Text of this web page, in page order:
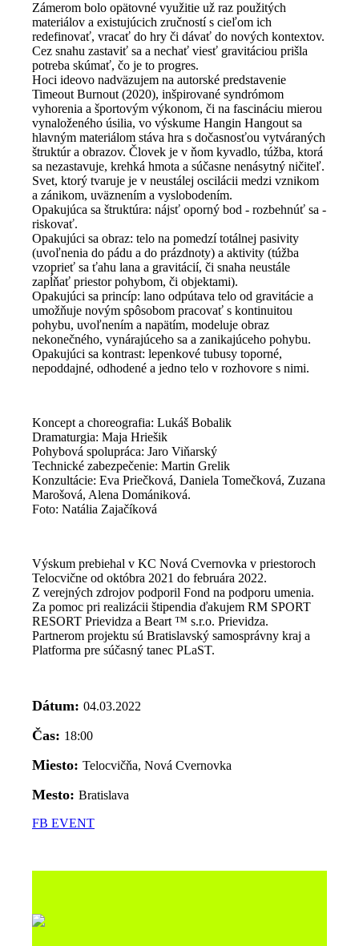
Zámerom bolo opätovné využitie už raz použitých
materiálov a existujúcich zručností s cieľom ich
redefinovať, vracať do hry či dávať do nových kontextov.
Cez snahu zastaviť sa a nechať viesť gravitáciou prišla
potreba skúmať, čo je to progres.
Hoci ideovo nadväzujem na autorské predstavenie
Timeout Burnout (2020), inšpirované syndrómom
vyhorenia a športovým výkonom, či na fascináciu mierou
vynaloženého úsilia, vo výskume Hangin Hangout sa
hlavným materiálom stáva hra s dočasnosťou vytváraných
štruktúr a obrazov. Človek je v ňom kyvadlo, túžba, ktorá
sa nezastavuje, krehká hmota a súčasne nenásytný ničiteľ.
Svet, ktorý tvaruje je v neustálej oscilácii medzi vznikom
a zánikom, uväznením a vyslobodením.
Opakujúca sa štruktúra: nájsť oporný bod - rozbehnúť sa -
riskovať.
Opakujúci sa obraz: telo na pomedzí totálnej pasivity
(uvoľnenia do pádu a do prázdnoty) a aktivity (túžba
vzoprieť sa ťahu lana a gravitácií, či snaha neustále
zapĺňať priestor pohybom, či objektami).
Opakujúci sa princíp: lano odpútava telo od gravitácie a
umožňuje novým spôsobom pracovať s kontinuitou
pohybu, uvoľnením a napätím, modeluje obraz
nekonečného, vynárajúceho sa a zanikajúceho pohybu.
Opakujúci sa kontrast: lepenkové tubusy toporné,
nepoddajné, odhodené a jedno telo v rozhovore s nimi.
Koncept a choreografia: Lukáš Bobalik
Dramaturgia: Maja Hriešik
Pohybová spolupráca: Jaro Viňarský
Technické zabezpečenie: Martin Grelik
Konzultácie: Eva Priečková, Daniela Tomečková, Zuzana
Marošová, Alena Domániková.
Foto: Natália Zajačíková
Výskum prebiehal v KC Nová Cvernovka v priestoroch
Telocvične od októbra 2021 do februára 2022.
Z verejných zdrojov podporil Fond na podporu umenia.
Za pomoc pri realizácii štipendia ďakujem RM SPORT
RESORT Prievidza a Beart ™ s.r.o. Prievidza.
Partnerom projektu sú Bratislavský samosprávny kraj a
Platforma pre súčasný tanec PLaST.
Dátum: 04.03.2022
Čas: 18:00
Miesto: Telocvičňa, Nová Cvernovka
Mesto: Bratislava
FB EVENT